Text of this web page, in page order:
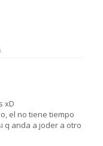
xD
el no tiene tiempo
q anda a joder a otro